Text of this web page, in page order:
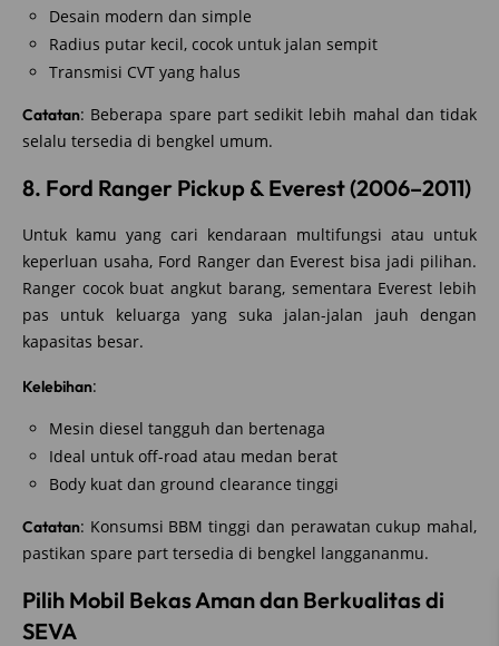
Desain modern dan simple
Radius putar kecil, cocok untuk jalan sempit
Transmisi CVT yang halus
Catatan: Beberapa spare part sedikit lebih mahal dan tidak
selalu tersedia di bengkel umum.
8. Ford Ranger Pickup & Everest (2006–2011)
Untuk kamu yang cari kendaraan multifungsi atau untuk
keperluan usaha, Ford Ranger dan Everest bisa jadi pilihan.
Ranger cocok buat angkut barang, sementara Everest lebih
pas untuk keluarga yang suka jalan-jalan jauh dengan
kapasitas besar.
Kelebihan:
Mesin diesel tangguh dan bertenaga
Ideal untuk off-road atau medan berat
Body kuat dan ground clearance tinggi
Catatan: Konsumsi BBM tinggi dan perawatan cukup mahal,
pastikan spare part tersedia di bengkel langgananmu.
Pilih Mobil Bekas Aman dan Berkualitas di
SEVA